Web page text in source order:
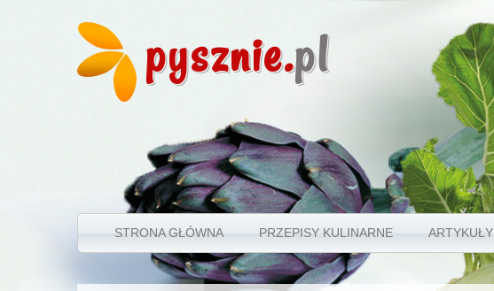
pysznie.pl
STRONA GŁÓWNA PRZEPISY KULINARNE ARTYKUŁY